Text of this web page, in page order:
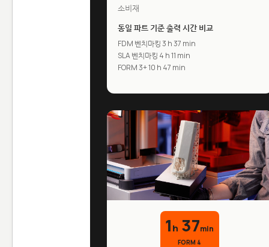
소비재
동일 파트 기준 출력 시간 비교
FDM 벤치마킹 3 h 37 min
SLA 벤치마킹 4 h 11 min
FORM 3+ 10 h 47 min
1h 37min
FORM 4